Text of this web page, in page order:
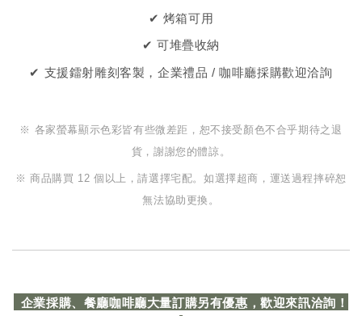
✔ 烤箱可用
✔ 可堆疊收納
✔ 支援鐳射雕刻客製，企業禮品 / 咖啡廳採購歡迎洽詢
※ 各家螢幕顯示色彩皆有些微差距，恕不接受顏色不合乎期待之退
貨，謝謝您的體諒。
※ 商品購買 12 個以上，請選擇宅配。如選擇超商，運送過程摔碎恕
無法協助更換。
企業採購、餐廳咖啡廳大量訂購另有優惠，歡迎來訊洽詢！